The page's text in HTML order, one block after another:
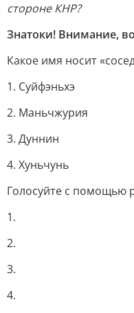
стороне КНР?
Знатоки! Внимание,
Какое имя носит
1. Суйфэньхэ
2. Маньчжурия
3. Дуннин
4. Хуньчунь
Голосуйте с помощью
1.
2.
3.
4.